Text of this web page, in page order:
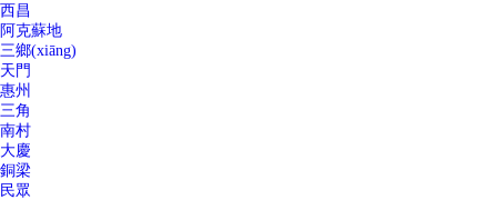
西昌
阿克蘇地
三鄉(xiāng)
天門
惠州
三角
南村
大慶
銅梁
民眾